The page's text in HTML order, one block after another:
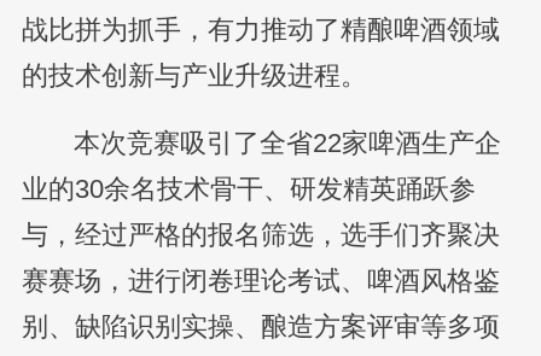
战比拼为抓手，有力推动了精酿啤酒领域
的技术创新与产业升级进程。
本次竞赛吸引了全省22家啤酒生产企
业的30余名技术骨干、研发精英踊跃参
与，经过严格的报名筛选，选手们齐聚决
赛赛场，进行闭卷理论考试、啤酒风格鉴
别、缺陷识别实操、酿造方案评审等多项